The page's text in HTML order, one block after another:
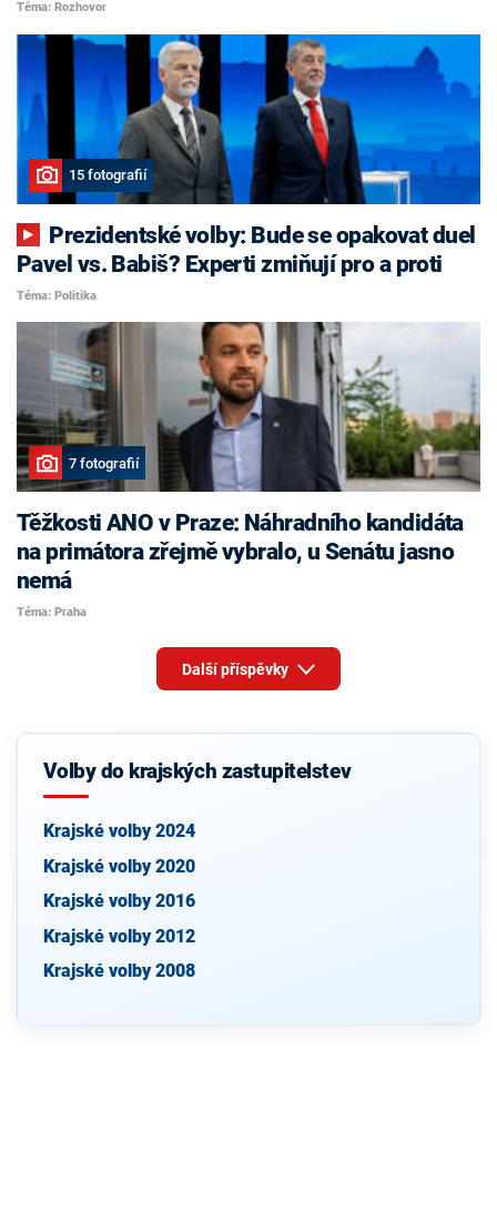
Téma: Rozhovor
15 fotografií
Pavel vs. Babiš? Experti zmiňují pro a proti
Téma: Politika
7 fotografií
Těžkosti ANO v Praze: Náhradního kandidáta
na primátora zřejmě vybralo, u Senátu jasno
nemá
Téma: Praha
Další příspěvky
Volby do krajských zastupitelstev
Krajské volby 2024
Krajské volby 2020
Krajské volby 2016
Krajské volby 2012
Krajské volby 2008